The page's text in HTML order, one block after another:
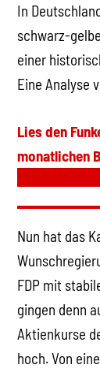
In
schwarz-
einer
Eine Analyse
Lies den
monatlichen
Nun hat das
FDP mit
gingen denn
Aktienkurse
hoch. Von